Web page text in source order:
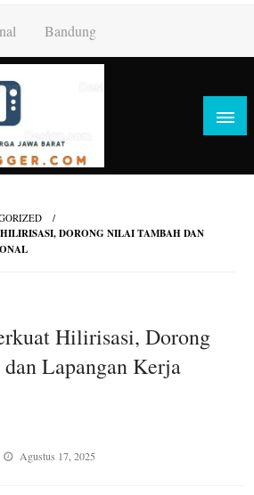
Bandung
DORONG NILAI TAMBAH DAN
Hilirisasi, Dorong
Lapangan Kerja
Posted
Agustus 17, 2025